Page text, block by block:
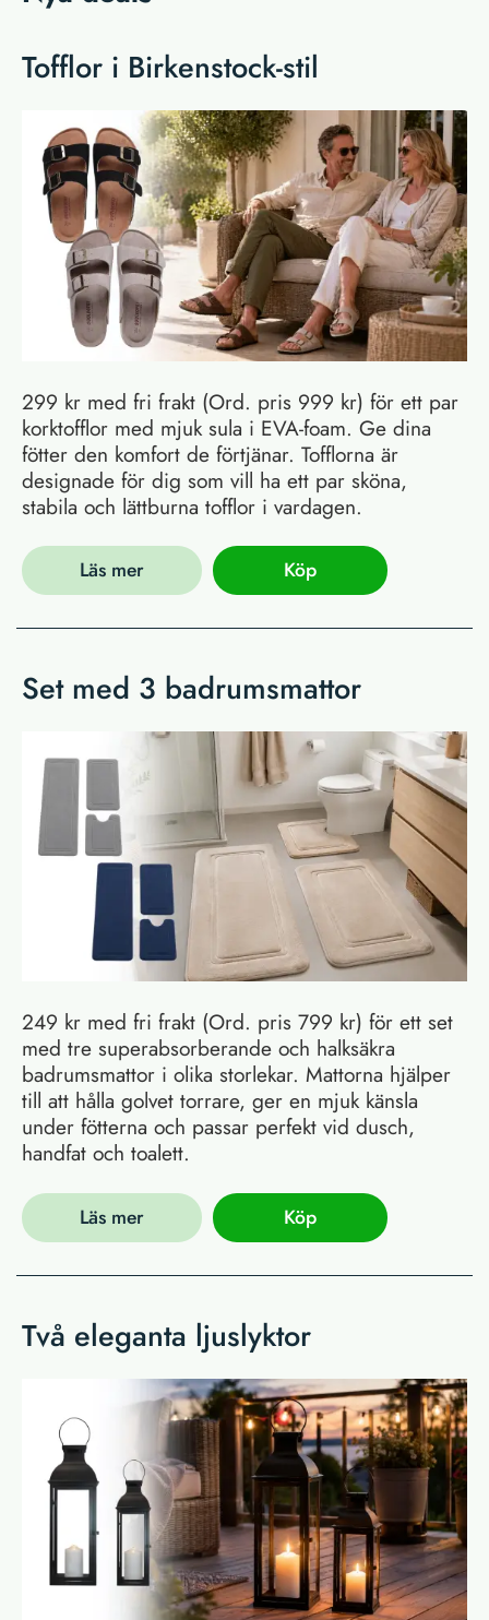
Tofflor i Birkenstock-stil
299 kr med fri frakt (Ord. pris 999 kr) för ett par
korktofflor med mjuk sula i EVA-foam. Ge dina
fötter den komfort de förtjänar. Tofflorna är
designade för dig som vill ha ett par sköna,
stabila och lättburna tofflor i vardagen.
Läs mer Köp
Set med 3 badrumsmattor
249 kr med fri frakt (Ord. pris 799 kr) för ett set
med tre superabsorberande och halksäkra
badrumsmattor i olika storlekar. Mattorna hjälper
till att hålla golvet torrare, ger en mjuk känsla
under fötterna och passar perfekt vid dusch,
handfat och toalett.
Läs mer Köp
Två eleganta ljuslyktor